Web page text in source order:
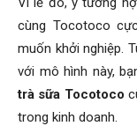
cùng Tocotoco
muốn khởi nghiệp.
với mô hình này,
trà sữa Tocotoco
trong kinh doanh.